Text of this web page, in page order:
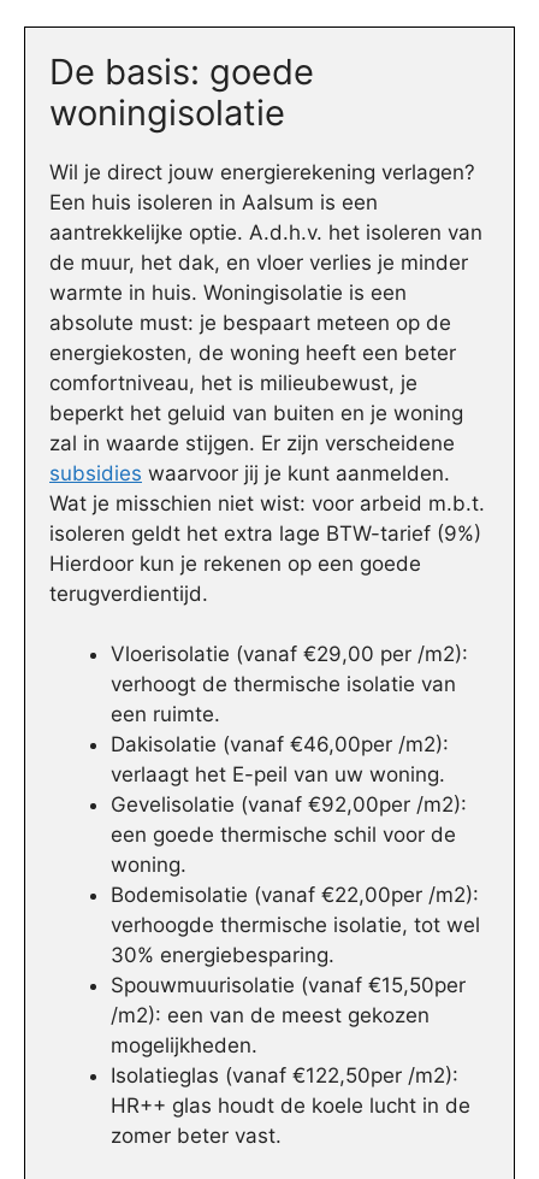
De basis: goede
woningisolatie
Wil je direct jouw energierekening verlagen?
Een huis isoleren in Aalsum is een
aantrekkelijke optie. A.d.h.v. het isoleren van
de muur, het dak, en vloer verlies je minder
warmte in huis. Woningisolatie is een
absolute must: je bespaart meteen op de
energiekosten, de woning heeft een beter
comfortniveau, het is milieubewust, je
beperkt het geluid van buiten en je woning
zal in waarde stijgen. Er zijn verscheidene
subsidies waarvoor jij je kunt aanmelden.
Wat je misschien niet wist: voor arbeid m.b.t.
isoleren geldt het extra lage BTW-tarief (9%)
Hierdoor kun je rekenen op een goede
terugverdientijd.
Vloerisolatie (vanaf €29,00 per /m2):
verhoogt de thermische isolatie van
een ruimte.
Dakisolatie (vanaf €46,00per /m2):
verlaagt het E-peil van uw woning.
Gevelisolatie (vanaf €92,00per /m2):
een goede thermische schil voor de
woning.
Bodemisolatie (vanaf €22,00per /m2):
verhoogde thermische isolatie, tot wel
30% energiebesparing.
Spouwmuurisolatie (vanaf €15,50per
/m2): een van de meest gekozen
mogelijkheden.
Isolatieglas (vanaf €122,50per /m2):
HR++ glas houdt de koele lucht in de
zomer beter vast.